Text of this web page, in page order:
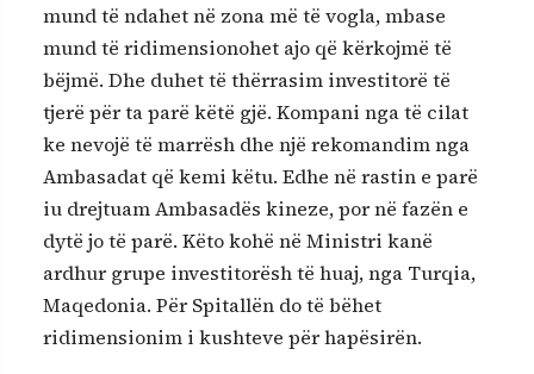
mund të ndahet në zona më të vogla, mbase
mund të ridimensionohet ajo që kërkojmë të
bëjmë. Dhe duhet të thërrasim investitorë të
tjerë për ta parë këtë gjë. Kompani nga të cilat
ke nevojë të marrësh dhe një rekomandim nga
Ambasadat që kemi këtu. Edhe në rastin e parë
iu drejtuam Ambasadës kineze, por në fazën e
dytë jo të parë. Këto kohë në Ministri kanë
ardhur grupe investitorësh të huaj, nga Turqia,
Maqedonia. Për Spitallën do të bëhet
ridimensionim i kushteve për hapësirën.